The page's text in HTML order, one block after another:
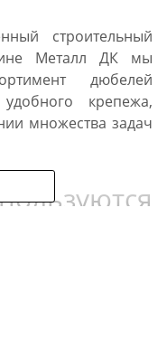
строительный
Металл ДК мы
дюбелей
крепежа,
множества задач
элемент при
используются для
материалов к